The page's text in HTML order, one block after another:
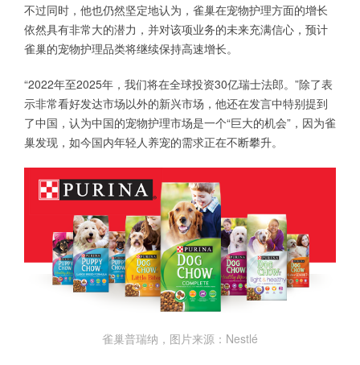
不过同时，他也仍然坚定地认为，雀巢在宠物护理方面的增长
依然具有非常大的潜力，并对该项业务的未来充满信心，预计
雀巢的宠物护理品类将继续保持高速增长。
“2022年至2025年，我们将在全球投资30亿瑞士法郎。”除了表
示非常看好发达市场以外的新兴市场，他还在发言中特别提到
了中国，认为中国的宠物护理市场是一个“巨大的机会”，因为雀
巢发现，如今国内年轻人养宠的需求正在不断攀升。
雀巢普瑞纳，图片来源：Nestlé